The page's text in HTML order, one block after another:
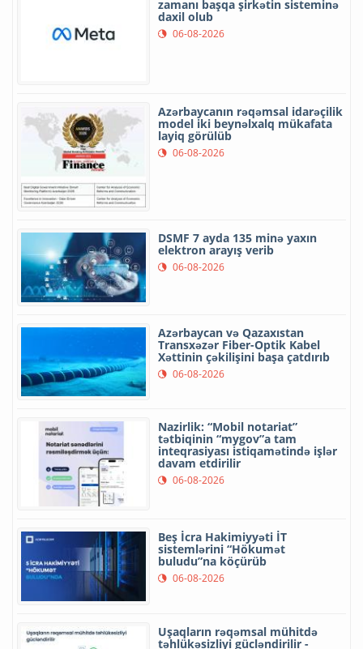
zamanı başqa şirkətin sisteminə
daxil olub
06-08-2026
Azərbaycanın rəqəmsal idarəçilik
model iki beynəlxalq mükafata
layiq görülüb
06-08-2026
DSMF 7 ayda 135 minə yaxın
elektron arayış verib
06-08-2026
Azərbaycan və Qazaxıstan
Transxəzər Fiber-Optik Kabel
Xəttinin çəkilişini başa çatdırıb
06-08-2026
Nazirlik: “Mobil notariat”
tətbiqinin “mygov”a tam
inteqrasiyası istiqamətində işlər
davam etdirilir
06-08-2026
Beş İcra Hakimiyyəti İT
sistemlərini “Hökumət
buludu”na köçürüb
06-08-2026
Uşaqların rəqəmsal mühitdə
təhlükəsizliyi gücləndirilir -